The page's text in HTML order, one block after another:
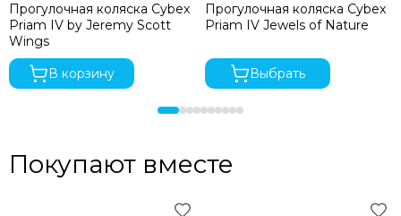
Прогулочная коляска Cybex
Priam IV by Jeremy Scott
Wings
В корзину
Прогулочная коляска Cybex
Priam IV Jewels of Nature
Выбрать
Покупают вместе